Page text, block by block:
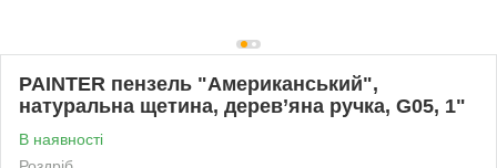
PAINTER пензель "Американський",
натуральна щетина, дерев’яна ручка, G05, 1"
В наявності